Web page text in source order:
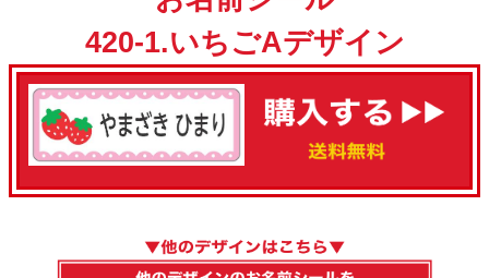
420-1.いちごAデザイン